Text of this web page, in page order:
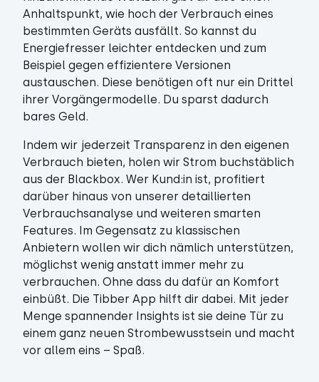
Anhaltspunkt, wie hoch der Verbrauch eines
bestimmten Geräts ausfällt. So kannst du
Energiefresser leichter entdecken und zum
Beispiel gegen effizientere Versionen
austauschen. Diese benötigen oft nur ein Drittel
ihrer Vorgängermodelle. Du sparst dadurch
bares Geld.
Indem wir jederzeit Transparenz in den eigenen
Verbrauch bieten, holen wir Strom buchstäblich
aus der Blackbox. Wer Kund:in ist, profitiert
darüber hinaus von unserer detaillierten
Verbrauchsanalyse und weiteren smarten
Features. Im Gegensatz zu klassischen
Anbietern wollen wir dich nämlich unterstützen,
möglichst wenig anstatt immer mehr zu
verbrauchen. Ohne dass du dafür an Komfort
einbüßt. Die Tibber App hilft dir dabei. Mit jeder
Menge spannender Insights ist sie deine Tür zu
einem ganz neuen Strombewusstsein und macht
vor allem eins – Spaß.